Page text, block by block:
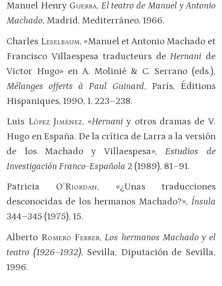
Manuel Henry Guerra, El teatro de Manuel y Antonio
Machado, Madrid, Mediterráneo, 1966.
Charles Leselbaum, «Manuel et Antonio Machado et
Francisco Villaespesa traducteurs deHernani de
Victor Hugo» en A. Molinié & C. Serrano (eds.),
Mélanges offerts à Paul Guinard, París, Éditions
Hispaniques, 1990, I, 223–238.
Luis López Jiménez, «Hernaniy otros dramas de V.
Hugo en España. De la crítica de Larra a la versión
de los Machado y Villaespesa»,Estudios de
Investigación Franco-Española 2 (1989), 81–91.
Patricia O’Riordan, «¿Unas traducciones
desconocidas de los hermanos Machado?», Ínsula
344–345 (1975), 15.
Alberto Romero Ferrer,Los hermanos Machado y el
teatro (1926–1932), Sevilla, Diputación de Sevilla,
1996.